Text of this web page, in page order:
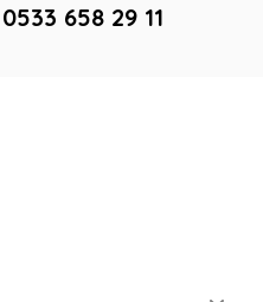
0533 658 29 11